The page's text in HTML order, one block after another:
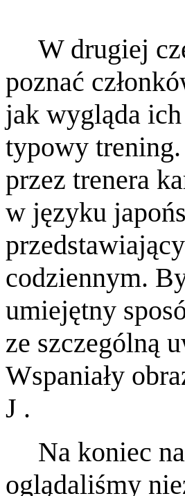
W drugiej
poznać
jak wygląda
typowy trening.
przez trenera
w języku
codziennym.
umiejętny
ze szczególną
Wspaniały
J .
Na koniec
oglądaliśmy